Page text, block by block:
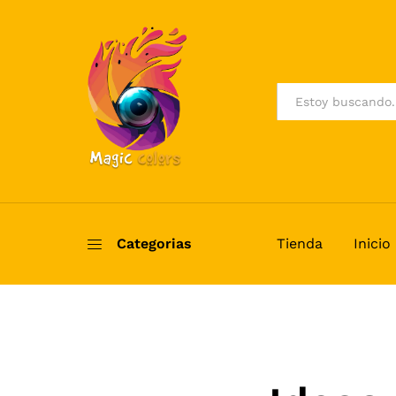
Categorias Tienda Inicio